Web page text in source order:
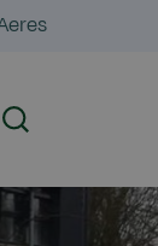
Zoeken